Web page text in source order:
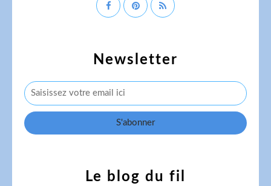
Newsletter
Le blog du fil